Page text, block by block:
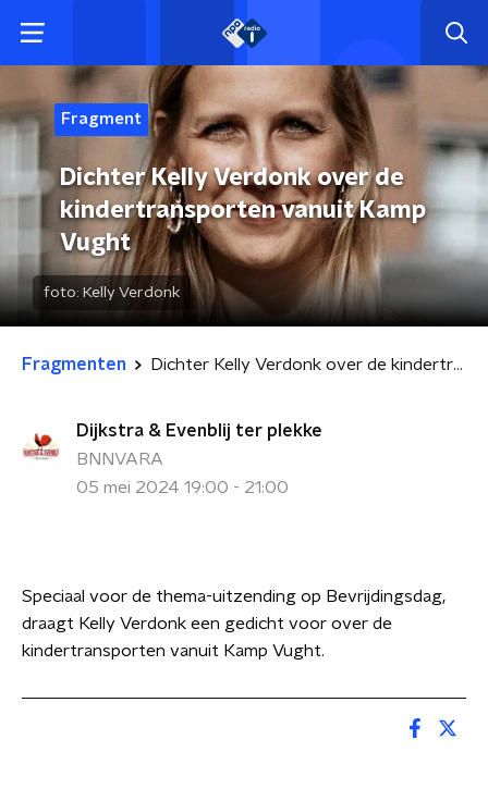
Fragment
Dichter Kelly Verdonk over de
kindertransporten vanuit Kamp
Vught
foto: Kelly Verdonk
Fragmenten Dichter Kelly Verdonk over de kindertransporten vanuit Kamp Vught
Dijkstra & Evenblij ter plekke
BNNVARA
05 mei 2024 19:00 - 21:00
Speciaal voor de thema-uitzending op Bevrijdingsdag,
draagt Kelly Verdonk een gedicht voor over de
kindertransporten vanuit Kamp Vught.